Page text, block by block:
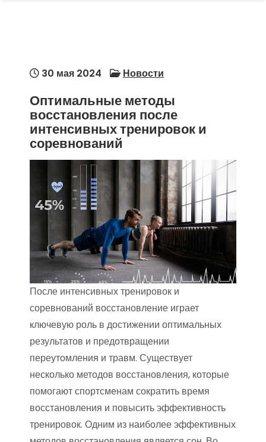
30 мая 2024 Новости
Оптимальные методы
восстановления после
интенсивных тренировок и
соревнований
После интенсивных тренировок и
соревнований восстановление играет
ключевую роль в достижении оптимальных
результатов и предотвращении
переутомления и травм. Существует
несколько методов восстановления, которые
помогают спортсменам сократить время
восстановления и повысить эффективность
тренировок. Одним из наиболее эффективных